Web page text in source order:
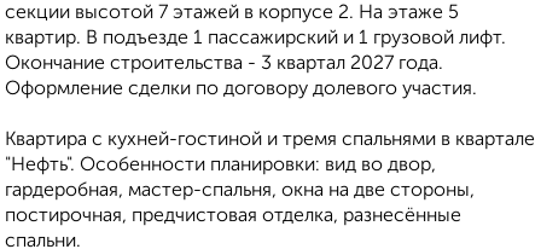
секции высотой 7 этажей в корпусе 2. На этаже 5
квартир. В подъезде 1 пассажирский и 1 грузовой лифт.
Окончание строительства - 3 квартал 2027 года.
Оформление сделки по договору долевого участия.
Квартира с кухней-гостиной и тремя спальнями в квартале
"Нефть". Особенности планировки: вид во двор,
гардеробная, мастер-спальня, окна на две стороны,
постирочная, предчистовая отделка, разнесённые
спальни.